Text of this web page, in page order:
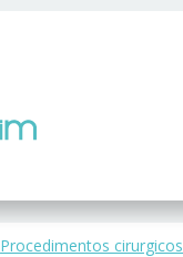
Procedimentos cirurgicos